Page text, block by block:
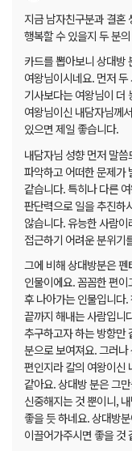
지금 남자친구분과 결혼
행복할 수 있을지 두 분
카드를 뽑아보니 상대방
여왕님이시네요. 먼저
기사보다는 여왕님이 더
여왕님이신 내담자님께
있으면 제일 좋습니다.
내담자님 성향 먼저 말
파악하고 어떠한 문제가
같습니다. 특히나 다른
판단력으로 일을 추진하
않습니다. 유능한 사람
접근하기 어려운 분위기
그에 비해 상대방분은
인물이에요. 꼼꼼한 편
후 나아가는 인물입니다
끝까지 해내는 사람입니
추구하고자 하는 방향만
분으로 보여져요. 그러
편인지라 칼의 여왕이신
같아요. 상대방 분은 그
신중해지는 것 뿐이니,
좋을 듯 하네요. 상대방
이끌어가주시면 좋을 것